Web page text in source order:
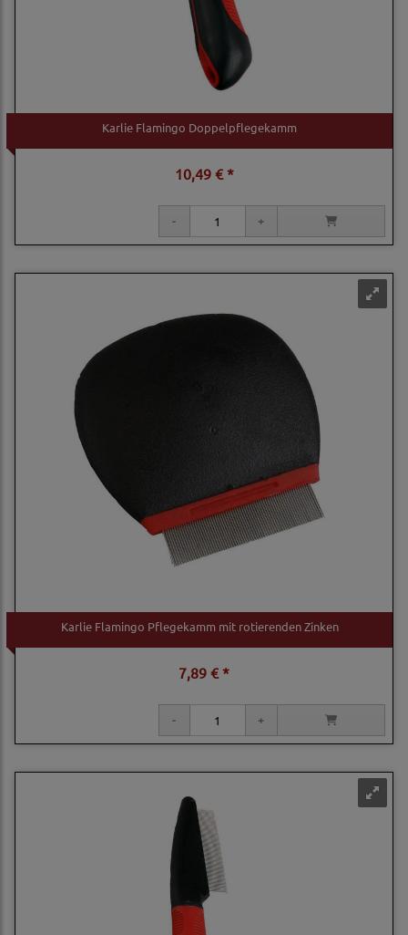
Karlie Flamingo Doppelpflegekamm
10,49 € *
Karlie Flamingo Pflegekamm mit rotierenden Zinken
7,89 € *